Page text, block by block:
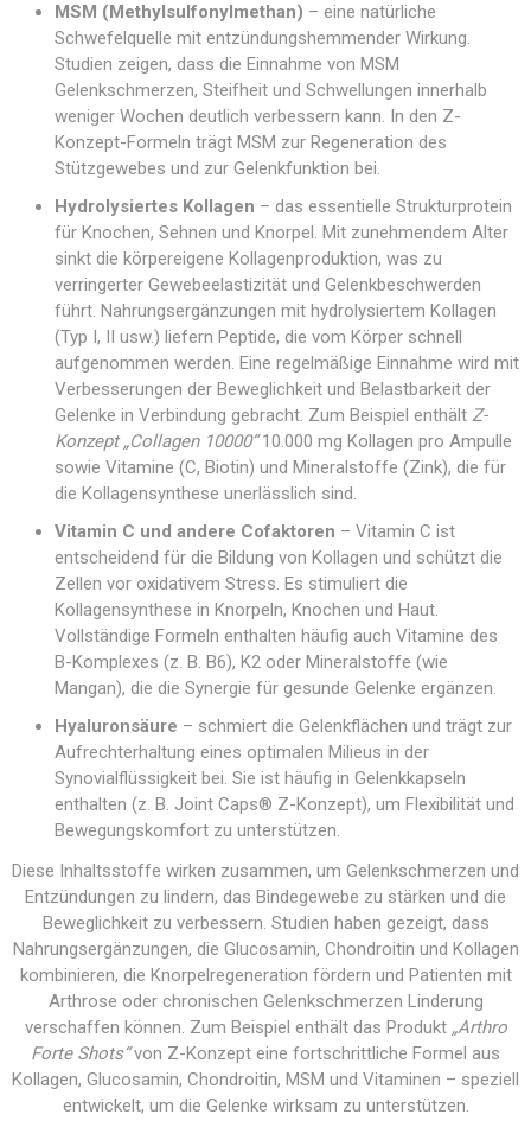
MSM (Methylsulfonylmethan) – eine natürliche
Schwefelquelle mit entzündungshemmender Wirkung.
Studien zeigen, dass die Einnahme von MSM
Gelenkschmerzen, Steifheit und Schwellungen innerhalb
weniger Wochen deutlich verbessern kann. In den Z-
Konzept-Formeln trägt MSM zur Regeneration des
Stützgewebes und zur Gelenkfunktion bei.
Hydrolysiertes Kollagen – das essentielle Strukturprotein
für Knochen, Sehnen und Knorpel. Mit zunehmendem Alter
sinkt die körpereigene Kollagenproduktion, was zu
verringerter Gewebeelastizität und Gelenkbeschwerden
führt. Nahrungsergänzungen mit hydrolysiertem Kollagen
(Typ I, II usw.) liefern Peptide, die vom Körper schnell
aufgenommen werden. Eine regelmäßige Einnahme wird mit
Verbesserungen der Beweglichkeit und Belastbarkeit der
Gelenke in Verbindung gebracht. Zum Beispiel enthält Z-
Konzept „Collagen 10000“10.000 mg Kollagen pro Ampulle
sowie Vitamine (C, Biotin) und Mineralstoffe (Zink), die für
die Kollagensynthese unerlässlich sind.
Vitamin C und andere Cofaktoren – Vitamin C ist
entscheidend für die Bildung von Kollagen und schützt die
Zellen vor oxidativem Stress. Es stimuliert die
Kollagensynthese in Knorpeln, Knochen und Haut.
Vollständige Formeln enthalten häufig auch Vitamine des
B-Komplexes (z. B. B6), K2 oder Mineralstoffe (wie
Mangan), die die Synergie für gesunde Gelenke ergänzen.
Hyaluronsäure – schmiert die Gelenkflächen und trägt zur
Aufrechterhaltung eines optimalen Milieus in der
Synovialflüssigkeit bei. Sie ist häufig in Gelenkkapseln
enthalten (z. B. Joint Caps® Z-Konzept), um Flexibilität und
Bewegungskomfort zu unterstützen.
Diese Inhaltsstoffe wirken zusammen, um Gelenkschmerzen und
Entzündungen zu lindern, das Bindegewebe zu stärken und die
Beweglichkeit zu verbessern. Studien haben gezeigt, dass
Nahrungsergänzungen, die Glucosamin, Chondroitin und Kollagen
kombinieren, die Knorpelregeneration fördern und Patienten mit
Arthrose oder chronischen Gelenkschmerzen Linderung
verschaffen können. Zum Beispiel enthält das Produkt „Arthro
Forte Shots“von Z-Konzept eine fortschrittliche Formel aus
Kollagen, Glucosamin, Chondroitin, MSM und Vitaminen – speziell
entwickelt, um die Gelenke wirksam zu unterstützen.